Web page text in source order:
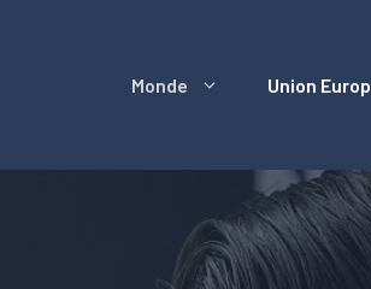
Monde Union